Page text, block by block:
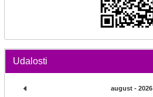
Udalosti
august - 2026